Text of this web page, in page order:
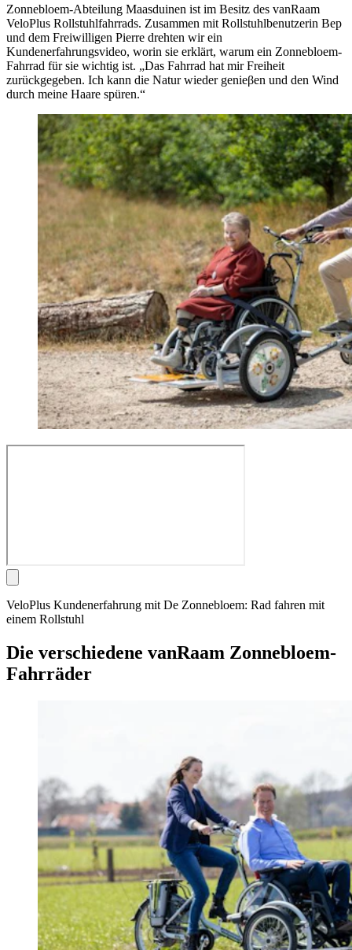
Zonnebloem-Abteilung Maasduinen ist im Besitz des vanRaam
VeloPlus Rollstuhlfahrrads. Zusammen mit Rollstuhlbenutzerin Bep
und dem Freiwilligen Pierre drehten wir ein
Kundenerfahrungsvideo, worin sie erklärt, warum ein Zonnebloem-
Fahrrad für sie wichtig ist. „Das Fahrrad hat mir Freiheit
zurückgegeben. Ich kann die Natur wieder genieβen und den Wind
durch meine Haare spüren.“
VeloPlus Kundenerfahrung mit De Zonnebloem: Rad fahren mit
einem Rollstuhl
Die verschiedene vanRaam Zonnebloem-
Fahrräder